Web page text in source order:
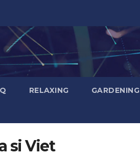
RELAXING GARDENING
si Viet